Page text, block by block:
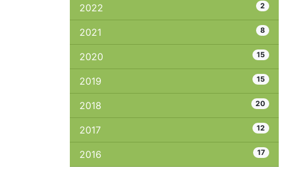
2022 2
2021 8
2020 15
2019 15
2018 20
2017 12
2016 17